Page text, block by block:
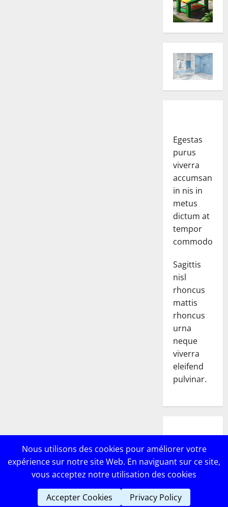
Egestas
purus
viverra
accumsan
in nis in
metus
dictum at
tempor
commodo.
Sagittis
nisl
rhoncus
mattis
rhoncus
urna
neque
viverra
eleifend
pulvinar.
POSTS
Copyright © Lebricomag| MoreNews par AF themes
Nous utilisons des cookies pour améliorer votre
expérience sur notre site Web. En naviguant sur ce site,
vous acceptez notre utilisation des cookies
Accepter Cookies Privacy Policy